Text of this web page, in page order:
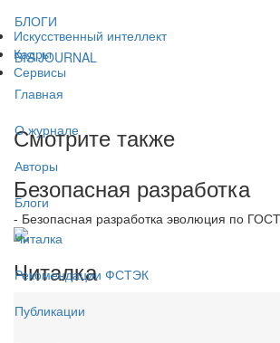
БЛОГИ
BIS JOURNAL
Главная
О журнале
Авторы
Блоги
Читалка
Рекомендации ФСТЭК
Публикации
Искусственный интеллект
Кадры
Сервисы
Смотрите также
Безопасная разработка
- Безопасная разработка эволюция по
Читалка